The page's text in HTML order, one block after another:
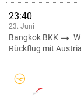
23:40
23. Juni
Bangkok BKK
Rückflug mit